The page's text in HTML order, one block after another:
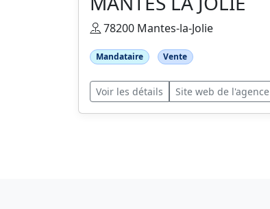
78200 Mantes-la-Jolie
Mandataire Vente
Voir les détails Site web de l'agence